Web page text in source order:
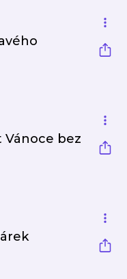
Vánoce bez